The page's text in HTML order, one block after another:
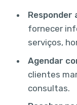
fornecer
serviços,
Agendar
clientes
consultas.